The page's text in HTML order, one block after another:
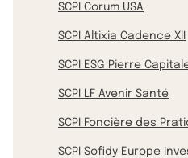
SCPI Corum USA
SCPI Altixia Cadence XII
SCPI ESG Pierre
SCPI LF Avenir Santé
SCPI Foncière des
SCPI Sofidy Europe